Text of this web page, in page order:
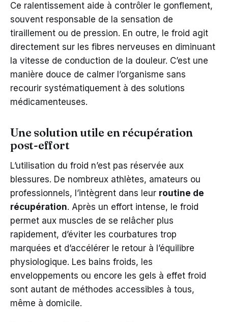
Ce ralentissement aide à contrôler le gonflement,
souvent responsable de la sensation de
tiraillement ou de pression. En outre, le froid agit
directement sur les fibres nerveuses en diminuant
la vitesse de conduction de la douleur. C’est une
manière douce de calmer l’organisme sans
recourir systématiquement à des solutions
médicamenteuses.
Une solution utile en récupération
post-effort
L’utilisation du froid n’est pas réservée aux
blessures. De nombreux athlètes, amateurs ou
professionnels, l’intègrent dans leur routine de
récupération. Après un effort intense, le froid
permet aux muscles de se relâcher plus
rapidement, d’éviter les courbatures trop
marquées et d’accélérer le retour à l’équilibre
physiologique. Les bains froids, les
enveloppements ou encore les gels à effet froid
sont autant de méthodes accessibles à tous,
même à domicile.